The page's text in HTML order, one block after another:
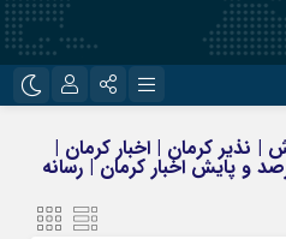
ایتا
نذیر کرمان | اخبار کرمان |
و پایش اخبار کرمان | رسانه